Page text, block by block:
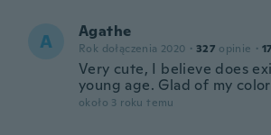
A Agathe
Rok dołączenia 2020 · 327 opinie ·
Very cute, I believe does
young age. Glad of my
około 3 roku temu